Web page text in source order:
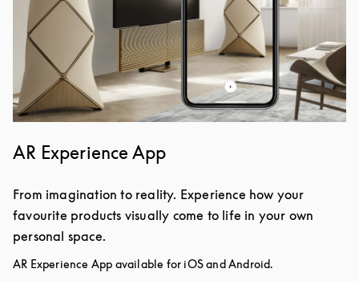
AR Experience App
From imagination to reality. Experience how your
favourite products visually come to life in your own
personal space.
AR Experience App available for iOS and Android.